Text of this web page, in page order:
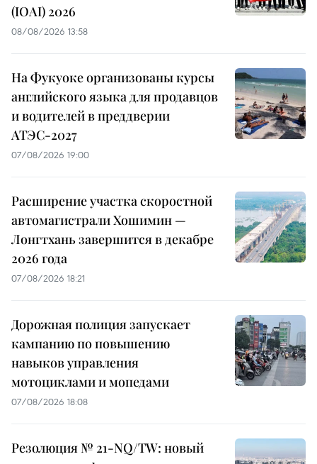
(IOAI) 2026
08/08/2026 13:58
На Фукуоке организованы курсы
английского языка для продавцов
и водителей в преддверии
АТЭС-2027
07/08/2026 19:00
Расширение участка скоростной
автомагистрали Хошимин —
Лонгтхань завершится в декабре
2026 года
07/08/2026 18:21
Дорожная полиция запускает
кампанию по повышению
навыков управления
мотоциклами и мопедами
07/08/2026 18:08
Резолюция № 21-NQ/TW: новый